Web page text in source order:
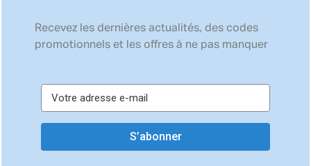
Recevez les dernières actualités, des codes
promotionnels et les offres à ne pas manquer
S’abonner